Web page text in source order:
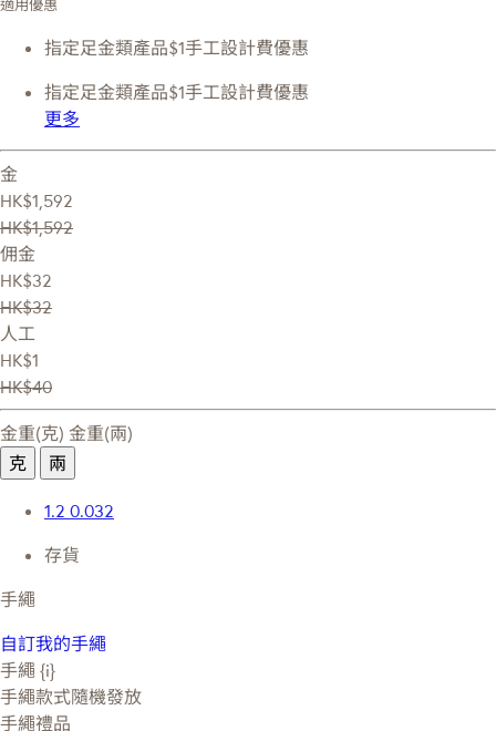
適用優惠
指定足金類產品$1手工設計費優惠
指定足金類產品$1手工設計費優惠
更多
金
HK$1,592
HK$1,592
佣金
HK$32
HK$32
人工
HK$1
HK$40
金重(克) 金重(兩)
克
兩
1.2 0.032
存貨
手繩
自訂我的手繩
手繩 {i}
手繩款式隨機發放
手繩禮品